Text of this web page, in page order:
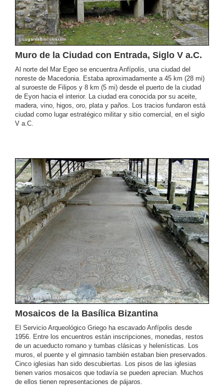
Muro de la Ciudad con Entrada, Siglo V a.C.
Al norte del Mar Egeo se encuentra Anfípolis, una ciudad del
noreste de Macedonia. Estaba aproximadamente a 45 km (28 mi)
al suroeste de Filipos y 8 km (5 mi) desde el puerto de la ciudad
de Eyon hacia el interior. La ciudad era conocida por su aceite,
madera, vino, higos, oro, plata y paños. Los tracios fundaron está
ciudad como lugar estratégico militar y sitio comercial, en el siglo
V a.C.
Mosaicos de la Basílica Bizantina
El Servicio Arqueológico Griego ha escavado Anfípolis desde
1956. Entre los encuentros están inscripciones, monedas, restos
de un acueducto romano y tumbas clásicas y helenísticas. Los
muros, el puente y el gimnasio también estaban bien preservados.
Cinco iglesias han sido descubiertas. Los pisos de las iglesias
tienen varios mosaicos que todavía se pueden aprecian. Muchos
de ellos tienen representaciones de pájaros.